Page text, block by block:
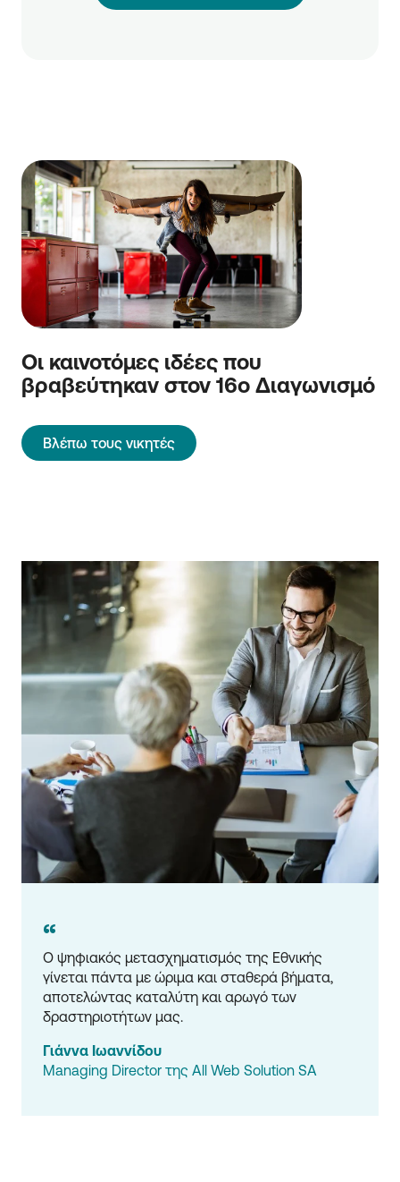
Οι καινοτόμες ιδέες που
βραβεύτηκαν στον 16ο Διαγωνισμό
Βλέπω τους νικητές
“
Ο ψηφιακός μετασχηματισμός της Εθνικής
γίνεται πάντα με ώριμα και σταθερά βήματα,
αποτελώντας καταλύτη και αρωγό των
δραστηριοτήτων μας.
Γιάννα Ιωαννίδου
Managing Director της All Web Solution SA